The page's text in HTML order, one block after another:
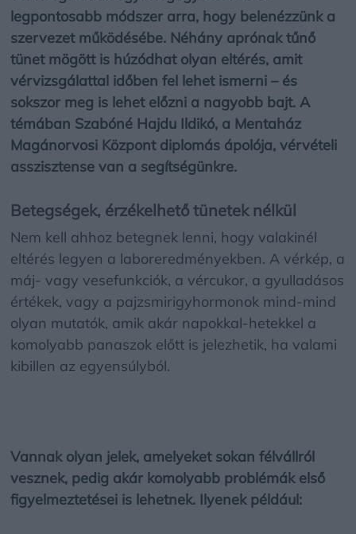
legpontosabb módszer arra, hogy belenézzünk a
szervezet működésébe. Néhány aprónak tűnő
tünet mögött is húzódhat olyan eltérés, amit
vérvizsgálattal időben fel lehet ismerni – és
sokszor meg is lehet előzni a nagyobb bajt.A
témában Szabóné Hajdu Ildikó, a Mentaház
Magánorvosi Központ diplomás ápolója, vérvételi
asszisztense van a segítségünkre.
Betegségek, érzékelhető tünetek nélkül
Nem kell ahhoz betegnek lenni, hogy valakinél
eltérés legyen a laboreredményekben. A vérkép, a
máj- vagy vesefunkciók, a vércukor, a gyulladásos
értékek, vagy a pajzsmirigyhormonok mind-mind
olyan mutatók, amik akár napokkal-hetekkel a
komolyabb panaszok előtt is jelezhetik, ha valami
kibillen az egyensúlyból.
Vannak olyan jelek, amelyeket sokan félvállról
vesznek, pedig akár komolyabb problémák első
figyelmeztetései is lehetnek. Ilyenek például: